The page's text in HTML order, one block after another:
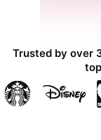
Trusted by over